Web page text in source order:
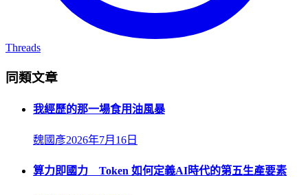
Threads
同類文章
我經歷的那一場食用油風暴
魏國彥2026年7月16日
算力即國力 Token 如何定義AI時代的第五生產要素